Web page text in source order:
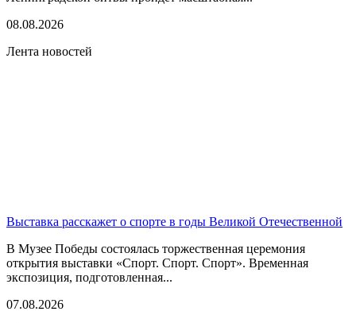
08.08.2026
Лента новостей
Выставка расскажет о спорте в годы Великой Отечественной
В Музее Победы состоялась торжественная церемония
открытия выставки «Спорт. Спорт. Спорт». Временная
экспозиция, подготовленная...
07.08.2026